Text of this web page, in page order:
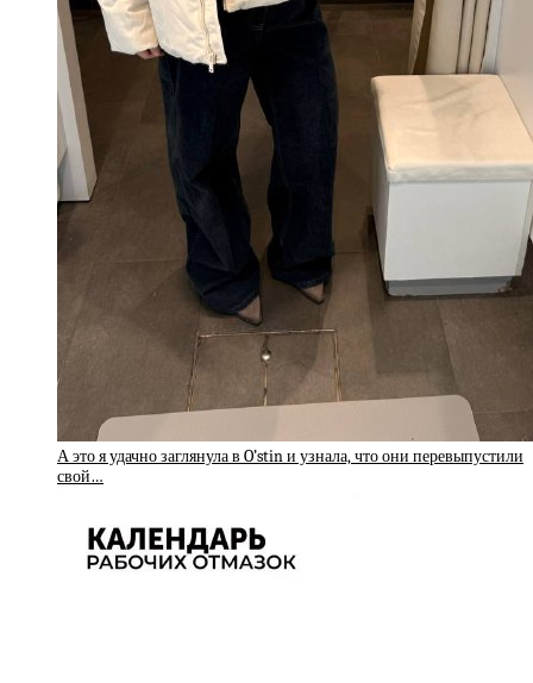
А это я удачно заглянула в O’stin и узнала, что они перевыпустили
свой…